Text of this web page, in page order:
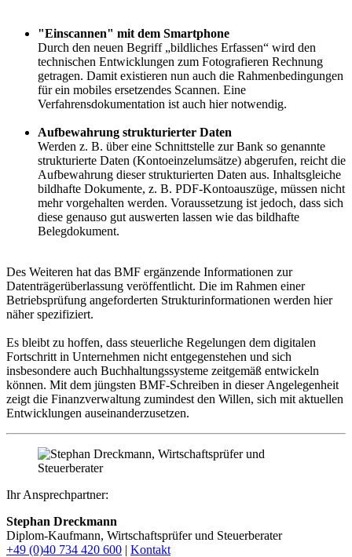
"Einscannen" mit dem Smartphone
Durch den neuen Begriff „bildliches Erfassen“ wird den
technischen Entwicklungen zum Fotografieren Rechnung
getragen. Damit existieren nun auch die Rahmenbedingungen
für ein mobiles ersetzendes Scannen. Eine
Verfahrensdokumentation ist auch hier notwendig.
Aufbewahrung strukturierter Daten
Werden z. B. über eine Schnittstelle zur Bank so genannte
strukturierte Daten (Kontoeinzelumsätze) abgerufen, reicht die
Aufbewahrung dieser strukturierten Daten aus. Inhaltsgleiche
bildhafte Dokumente, z. B. PDF-Kontoauszüge, müssen nicht
mehr vorgehalten werden. Voraussetzung ist jedoch, dass sich
diese genauso gut auswerten lassen wie das bildhafte
Belegdokument.
Des Weiteren hat das BMF ergänzende Informationen zur
Datenträgerüberlassung veröffentlicht. Die im Rahmen einer
Betriebsprüfung angeforderten Strukturinformationen werden hier
näher spezifiziert.
Es bleibt zu hoffen, dass steuerliche Regelungen dem digitalen
Fortschritt in Unternehmen nicht entgegenstehen und sich
insbesondere auch Buchhaltungssysteme zeitgemäß entwickeln
können. Mit dem jüngsten BMF-Schreiben in dieser Angelegenheit
zeigt die Finanzverwaltung zumindest den Willen, sich mit aktuellen
Entwicklungen auseinanderzusetzen.
Ihr Ansprechpartner:
Stephan Dreckmann
Diplom-Kaufmann, Wirtschaftsprüfer und Steuerberater
+49 (0)40 734 420 600 | Kontakt